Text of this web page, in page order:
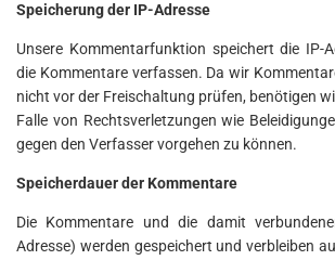
Speicherung der IP-Adresse
Unsere Kommentarfunktion speichert die IP-
die Kommentare verfassen. Da wir
nicht vor der Freischaltung prüfen, benötigen
Falle von Rechtsverletzungen wie
gegen den Verfasser vorgehen zu können.
Speicherdauer der Kommentare
Die Kommentare und die damit
Adresse) werden gespeichert und verbleiben